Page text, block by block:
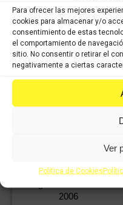
Para ofrecer las mejores
cookies para almacenar y/o
consentimiento de estas
el comportamiento de
sitio. No consentir o retirar el
negativamente a ciertas
Ver
Política de Cookies
Caballete central Suzuki
2006